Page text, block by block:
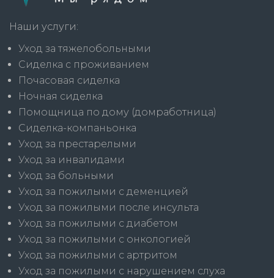
Наши услуги:
Уход за тяжелобольными
Сиделка с проживанием
Почасовая сиделка
Ночная сиделка
Помощница по дому (домработница)
Сиделка-компаньонка
Уход за престарелыми
Уход за инвалидами
Уход за больными
Уход за пожилыми с деменцией
Уход за пожилыми после инсульта
Уход за пожилыми с диабетом
Уход за пожилыми с онкологией
Уход за пожилыми с артритом
Уход за пожилыми с нарушением слуха